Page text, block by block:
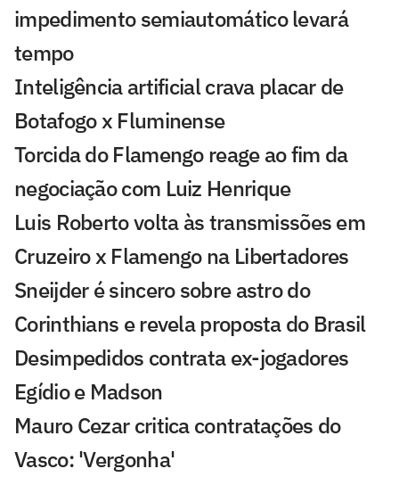
impedimento semiautomático levará
tempo
Inteligência artificial crava placar de
Botafogo x Fluminense
Torcida do Flamengo reage ao fim da
negociação com Luiz Henrique
Luis Roberto volta às transmissões em
Cruzeiro x Flamengo na Libertadores
Sneijder é sincero sobre astro do
Corinthians e revela proposta do Brasil
Desimpedidos contrata ex-jogadores
Egídio e Madson
Mauro Cezar critica contratações do
Vasco: 'Vergonha'